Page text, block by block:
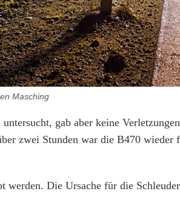
Masching
gab aber keine
zwei Stunden war die B470 wieder
werden. Die Ursache für die